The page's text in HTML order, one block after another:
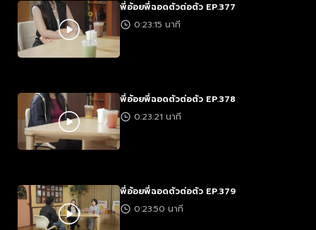
พี่อ้อยพี่ฉอดตัวต่อตัว EP.377
0:23:15 นาที
พี่อ้อยพี่ฉอดตัวต่อตัว EP.378
0:23:21 นาที
พี่อ้อยพี่ฉอดตัวต่อตัว EP.379
0:23:50 นาที